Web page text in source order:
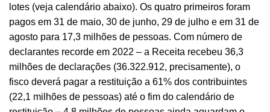
lotes (veja calendário abaixo). Os quatro primeiros foram
pagos em 31 de maio, 30 de junho, 29 de julho e em 31 de
agosto para 17,3 milhões de pessoas. Com número de
declarantes recorde em 2022 – a Receita recebeu 36,3
milhões de declarações (36.322.912, precisamente), o
fisco deverá pagar a restituição a 61% dos contribuintes
(22,1 milhões de pessoas) até o fim do calendário de